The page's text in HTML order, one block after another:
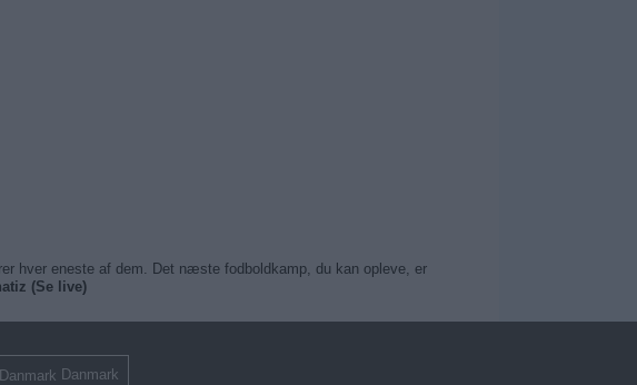
hver eneste af dem. Det næste fodboldkamp, du kan opleve, er
(Se live)
Danmark